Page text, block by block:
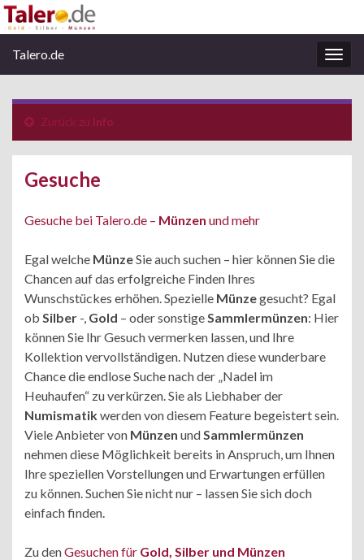
Talero.de
Zurück zu Info
Gesuche
Gesuche bei Talero.de – Münzen und mehr
Egal welche MünzeSie auch suchen – hier können Sie die
Chancen auf das erfolgreiche Finden Ihres
Wunschstückes erhöhen. Spezielle Münzegesucht? Egal
ob Silber -, Gold – oder sonstigeSammlermünzen: Hier
können Sie Ihr Gesuch vermerken lassen, und Ihre
Kollektion vervollständigen. Nutzen diese wunderbare
Chance die endlose Suche nach der „Nadel im
Heuhaufen“ zu verkürzen. Sie als Liebhaber der
Numismatikwerden von diesem Feature begeistert sein.
Viele Anbieter von Münzen undSammlermünzen
nehmen diese Möglichkeit bereits in Anspruch, um Ihnen
Ihre speziellen Vorstellungen und Erwartungen erfüllen
zu können. Suchen Sie nicht nur – lassen Sie sich doch
einfach finden.
Zu denGesuchen für Gold, Silber und Münzen